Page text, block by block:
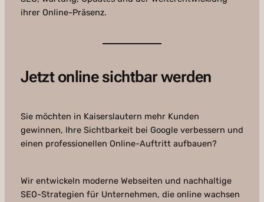
ihrer Online-Präsenz.
Jetzt online sichtbar werden
Sie möchten in Kaiserslautern mehr Kunden
gewinnen, Ihre Sichtbarkeit bei Google verbessern und
einen professionellen Online-Auftritt aufbauen?
Wir entwickeln moderne Webseiten und nachhaltige
SEO-Strategien für Unternehmen, die online wachsen